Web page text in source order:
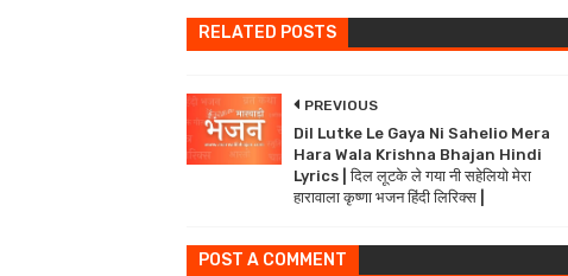
RELATED POSTS
PREVIOUS
Dil Lutke Le Gaya Ni Sahelio Mera
Hara Wala Krishna Bhajan Hindi
Lyrics | दिल लूटके ले गया नी सहेलियो मेरा
हारावाला कृष्णा भजन हिंदी लिरिक्स |
POST A COMMENT